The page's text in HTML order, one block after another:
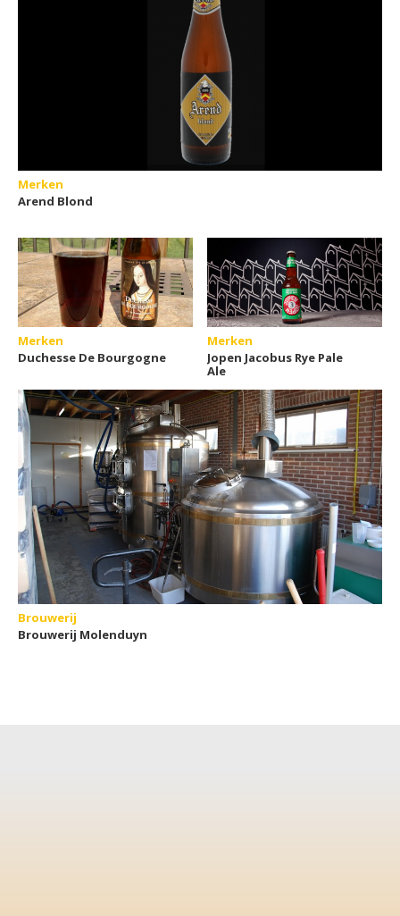
Merken
Arend Blond
Merken
Duchesse De Bourgogne
Merken
Jopen Jacobus Rye Pale
Ale
Brouwerij
Brouwerij Molenduyn